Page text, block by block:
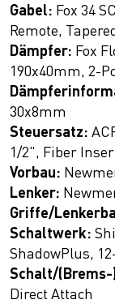
Gabel: Fox 34
Remote,
Dämpfer: Fox
190x40mm, 2-
30x8mm
Steuersatz:
1/2", Fiber
Vorbau:
Lenker:
Griffe/
Schaltwerk:
ShadowPlus,
Schalt/
Direct Attach